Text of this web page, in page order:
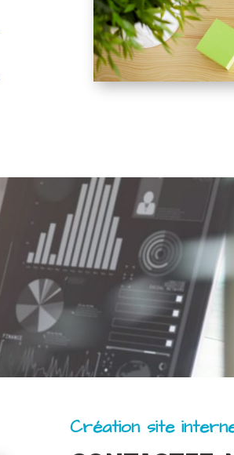
Création site